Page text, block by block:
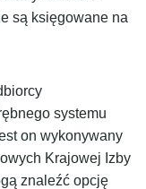
są księgowane na
systemu
on wykonywany
Krajowej Izby
znaleźć opcję